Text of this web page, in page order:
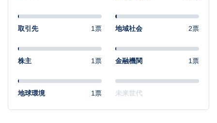
取引先 1票 地域社会 2票
株主 1票 金融機関 1票
地球環境 1票 未来世代